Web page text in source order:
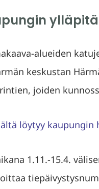
alueiden
keskustan
joiden
löytyy kaupungin
1.11.-15.4.